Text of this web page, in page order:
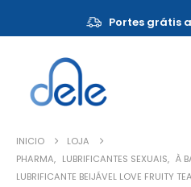
Portes grátis
INICIO
LOJA
PHARMA, LUBRIFICANTES SEXUAIS, À
LUBRIFICANTE BEIJÁVEL LOVE FRUITY